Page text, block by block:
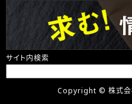
サイト内検索
Copyright © 株式会